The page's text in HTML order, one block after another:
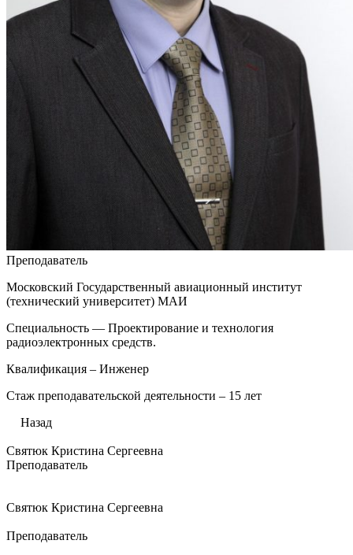
Преподаватель
Московский Государственный авиационный институт
(технический университет) МАИ
Специальность — Проектирование и технология
радиоэлектронных средств.
Квалификация – Инженер
Стаж преподавательской деятельности – 15 лет
Назад
Святюк Кристина Сергеевна
Преподаватель
Святюк Кристина Сергеевна
Преподаватель